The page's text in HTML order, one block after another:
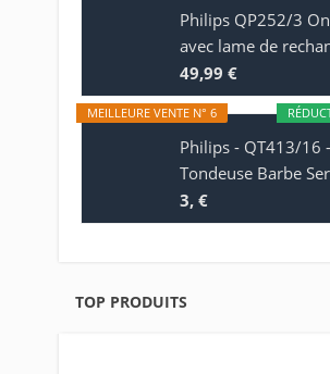
Philips QP252/3
avec lame de
49,99 €
MEILLEURE VENTE N° 6
Philips - QT413/16 -
Tondeuse Barbe
3, €
TOP PRODUITS